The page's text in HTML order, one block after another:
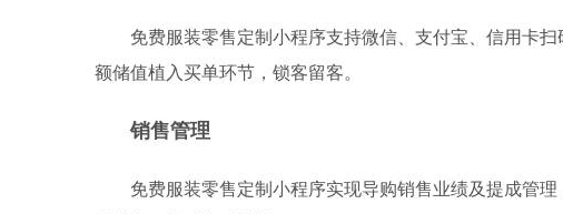
免费服装零售定制小程序支持微信、支付宝、信用卡
额储值植入买单环节，锁客留客。
销售管理
免费服装零售定制小程序实现导购销售业绩及提成管